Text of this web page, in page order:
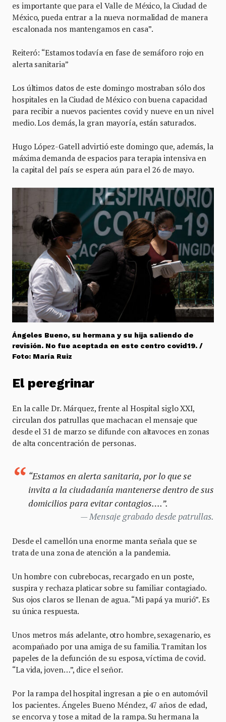
es importante que para el Valle de México, la Ciudad de
México, pueda entrar a la nueva normalidad de manera
escalonada nos mantengamos en casa”.
Reiteró: “Estamos todavía en fase de semáforo rojo en
alerta sanitaria”
Los últimos datos de este domingo mostraban sólo dos
hospitales en la Ciudad de México con buena capacidad
para recibir a nuevos pacientes covid y nueve en un nivel
medio. Los demás, la gran mayoría, están saturados.
Hugo López-Gatell advirtió este domingo que, además, la
máxima demanda de espacios para terapia intensiva en
la capital del país se espera aún para el 26 de mayo.
Ángeles Bueno, su hermana y su hija saliendo de
revisión. No fue aceptada en este centro covid19. /
Foto: María Ruiz
El peregrinar
En la calle Dr. Márquez, frente al Hospital siglo XXI,
circulan dos patrullas que machacan el mensaje que
desde el 31 de marzo se difunde con altavoces en zonas
de alta concentración de personas.
“Estamos en alerta sanitaria, por lo que se
invita a la ciudadanía mantenerse dentro de sus
domicilios para evitar contagios….”.
Mensaje grabado desde patrullas.
Desde el camellón una enorme manta señala que se
trata de una zona de atención a la pandemia.
Un hombre con cubrebocas, recargado en un poste,
suspira y rechaza platicar sobre su familiar contagiado.
Sus ojos claros se llenan de agua. “Mi papá ya murió”. Es
su única respuesta.
Unos metros más adelante, otro hombre, sexagenario, es
acompañado por una amiga de su familia. Tramitan los
papeles de la defunción de su esposa, víctima de covid.
“La vida, joven…”, dice el señor.
Por la rampa del hospital ingresan a pie o en automóvil
los pacientes. Ángeles Bueno Méndez, 47 años de edad,
se encorva y tose a mitad de la rampa. Su hermana la